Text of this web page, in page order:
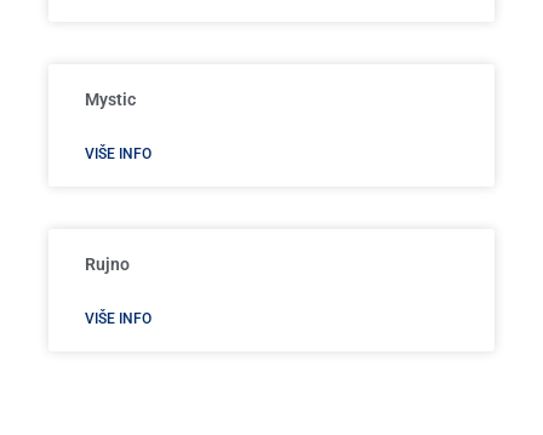
Mystic
VIŠE INFO
Rujno
VIŠE INFO